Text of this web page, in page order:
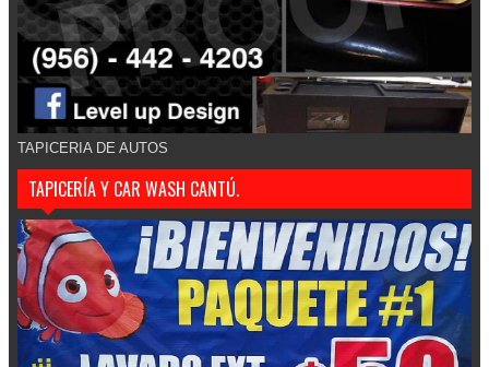
TAPICERIA DE AUTOS
TAPICERÍA Y CAR WASH CANTÚ.